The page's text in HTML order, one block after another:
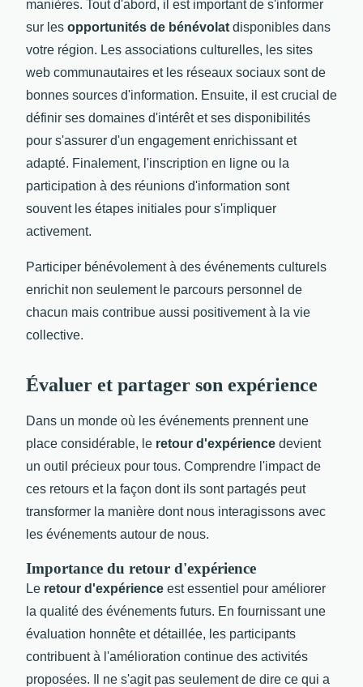
manières. Tout d'abord, il est important de s'informer
sur les opportunités de bénévolat disponibles dans
votre région. Les associations culturelles, les sites
web communautaires et les réseaux sociaux sont de
bonnes sources d'information. Ensuite, il est crucial de
définir ses domaines d'intérêt et ses disponibilités
pour s'assurer d'un engagement enrichissant et
adapté. Finalement, l'inscription en ligne ou la
participation à des réunions d'information sont
souvent les étapes initiales pour s'impliquer
activement.
Participer bénévolement à des événements culturels
enrichit non seulement le parcours personnel de
chacun mais contribue aussi positivement à la vie
collective.
Évaluer et partager son expérience
Dans un monde où les événements prennent une
place considérable, le retour d'expérience devient
un outil précieux pour tous. Comprendre l'impact de
ces retours et la façon dont ils sont partagés peut
transformer la manière dont nous interagissons avec
les événements autour de nous.
Importance du retour d'expérience
Le retour d'expérience est essentiel pour améliorer
la qualité des événements futurs. En fournissant une
évaluation honnête et détaillée, les participants
contribuent à l'amélioration continue des activités
proposées. Il ne s'agit pas seulement de dire ce qui a